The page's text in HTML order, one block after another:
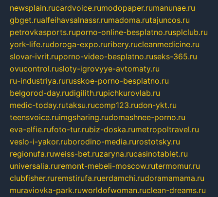
newsplain.rucardvoice.rumodopaper.rumanunae.ru
gbget.rualfeihavsalnassr.rumadoma.rutajuncos.ru
petrovkasports.ruporno-online-besplatno.rusplclub.ru
york-life.rudoroga-expo.ruribery.rucleanmedicine.ru
slovar-ivrit.ruporno-video-besplatno.ruseks-365.ru
ovucontrol.rusloty-igrovyye-avtomaty.ru
ru-industriya.rurusskoe-porno-besplatno.ru
belgorod-day.rudigilith.rupichkurovlab.ru
medic-today.rutaksu.rucomp123.rudon-ykt.ru
teensvoice.ruimgsharing.rudomashnee-porno.ru
eva-elfie.rufoto-tur.rubiz-doska.rumetropoltravel.ru
veslo-i-yakor.ruborodino-media.rurostotsky.ru
regionufa.ruweiss-bet.ruzaryna.rucasinotablet.ru
universalia.ruremont-mebeli-moscow.rutermomur.ru
clubfisher.ruremstirufa.ruerdamchi.rudoramamama.ru
muraviovka-park.ruworldofwoman.ruclean-dreams.ru